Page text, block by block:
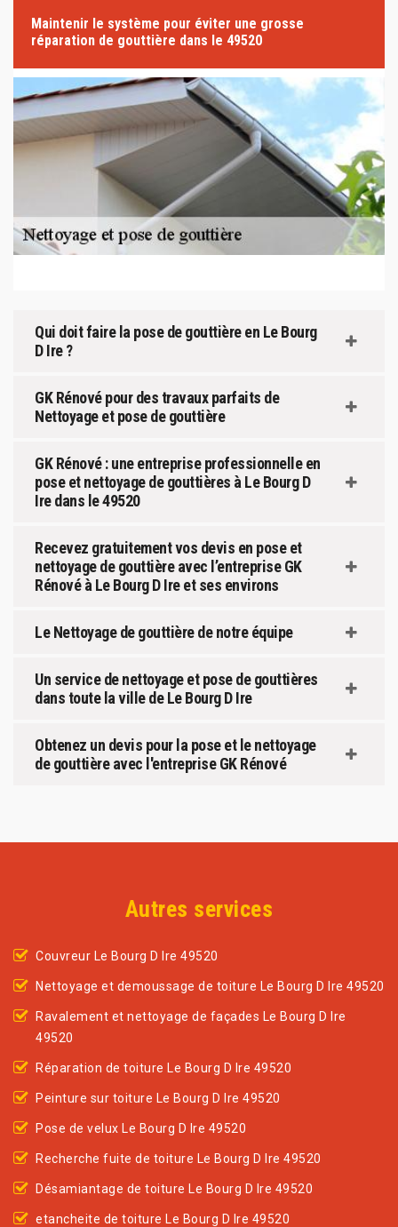
Maintenir le système pour éviter une grosse
réparation de gouttière dans le 49520
Qui doit faire la pose de gouttière en Le Bourg
D Ire ?
GK Rénové pour des travaux parfaits de
Nettoyage et pose de gouttière
GK Rénové : une entreprise professionnelle en
pose et nettoyage de gouttières à Le Bourg D
Ire dans le 49520
Recevez gratuitement vos devis en pose et
nettoyage de gouttière avec l’entreprise GK
Rénové à Le Bourg D Ire et ses environs
Le Nettoyage de gouttière de notre équipe
Un service de nettoyage et pose de gouttières
dans toute la ville de Le Bourg D Ire
Obtenez un devis pour la pose et le nettoyage
de gouttière avec l'entreprise GK Rénové
Autres services
Couvreur Le Bourg D Ire 49520
Nettoyage et demoussage de toiture Le Bourg D Ire 49520
Ravalement et nettoyage de façades Le Bourg D Ire
49520
Réparation de toiture Le Bourg D Ire 49520
Peinture sur toiture Le Bourg D Ire 49520
Pose de velux Le Bourg D Ire 49520
Recherche fuite de toiture Le Bourg D Ire 49520
Désamiantage de toiture Le Bourg D Ire 49520
etancheite de toiture Le Bourg D Ire 49520